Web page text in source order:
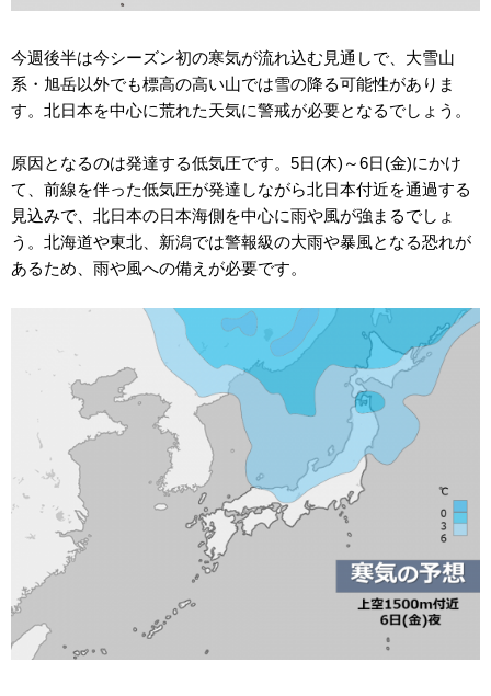
今週後半は今シーズン初の寒気が流れ込む見通しで、大雪山
系・旭岳以外でも標高の高い山では雪の降る可能性がありま
す。北日本を中心に荒れた天気に警戒が必要となるでしょう。
原因となるのは発達する低気圧です。5日(木)～6日(金)にかけ
て、前線を伴った低気圧が発達しながら北日本付近を通過する
見込みで、北日本の日本海側を中心に雨や風が強まるでしょ
う。北海道や東北、新潟では警報級の大雨や暴風となる恐れが
あるため、雨や風への備えが必要です。